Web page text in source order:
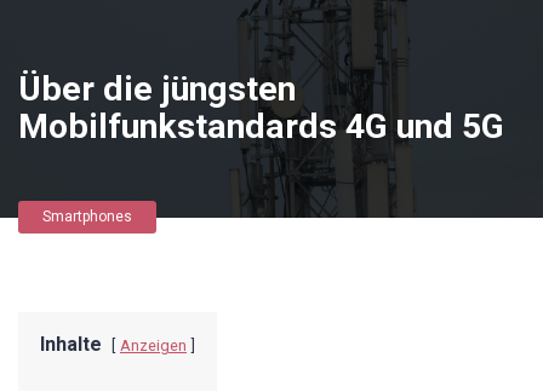
Über die jüngsten
Mobilfunkstandards 4G und 5G
Smartphones
Inhalte Anzeigen